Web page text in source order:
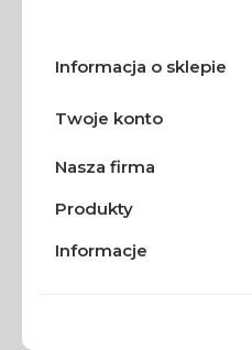
Informacja o sklepie
Twoje konto
Nasza firma
Produkty
Informacje